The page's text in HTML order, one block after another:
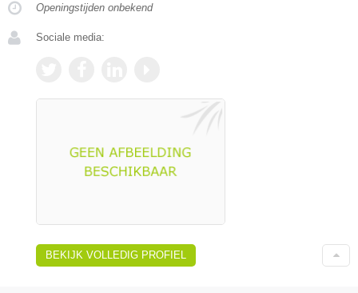
Openingstijden onbekend
Sociale media:
BEKIJK VOLLEDIG PROFIEL